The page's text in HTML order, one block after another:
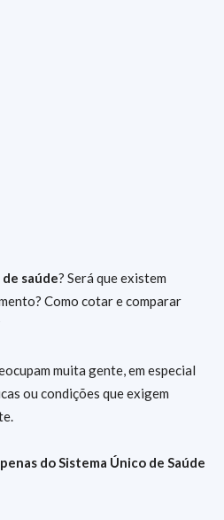
saúde? Será que existem
Como cotar e comparar
muita gente, em especial
ou condições que exigem
do Sistema Único de Saúde